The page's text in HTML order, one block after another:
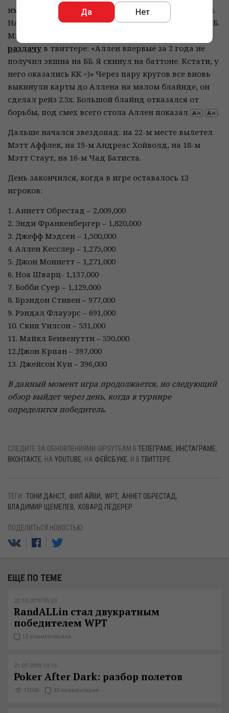
Да Нет
имиджем Аллена и постоянно крадут его блайнды.
Наконец Аллен дождался карманных королей на ББ.
Мэтт Стаут, сидевший справа от Кесслера,
описал
раздачу в твиттере: «Аллен впервые за 2 года не
получил экшна на ББ. Я скинул на баттоне. Кстати, у
него оказались KK =)» Через пару кругов все вновь
выкинули карты до Аллена на малом блайнде, он
сделал рейз 2.5x. Большой блайнд отказался от
борьбы, под смех всего стола Аллен показал
.
Дальше начался звездопад: на 22-м месте вылетел
Мэтт Аффлек, на 19-м Андреас Хойволд, на 18-м
Мэтт Стаут, на 16-м Чад Батиста.
День закончился, когда в игре оставалось 13
игроков:
1. Аннетт Обрестад – 2,009,000
2. Энди Франкенбергер – 1,820,000
3. Джефф Мэдсен – 1,500,000
4. Аллен Кесслер – 1,275,000
5. Джон Моннетт – 1,271,000
6. Ноа Шварц- 1,137,000
7. Бобби Суер – 1,129,000
8. Брэндон Стивен – 977,000
9. Рэндал Флауэрс – 691,000
10. Скип Уилсон – 531,000
11. Майкл Бенвенутти – 530,000
12.Джон Крпан – 397,000
13. Джейсон Кун – 396,000
В данный момент игра продолжается, но следующий
обзор выйдет через день, когда в турнире
определится победитель.
СЛЕДИТЕ ЗА ОБНОВЛЕНИЯМИ GIPSYTEAM В ТЕЛЕГРАМЕ, ИНСТАГРАМЕ,
ВКОНТАКТЕ, НА YOUTUBE, НА ФЕЙСБУКЕ, И В ТВИТТЕРЕ
ТЕГИ: ТОНИ ДАНСТ ФИЛ АЙВИ WPT АННЕТ ОБРЕСТАД
ВЛАДИМИР ЩЕМЕЛЕВ
ХОВАРД ЛЕДЕРЕР
ПОДЕЛИТЬСЯ НОВОСТЬЮ:
ЕЩЕ ПО ТЕМЕ
22.10.2010 05:23
RandALLin стал двукратным
победителем WPT
12 комментариев
21.09.2009 13:16
Poker After Dark: разбор полетов
15036 33 комментария